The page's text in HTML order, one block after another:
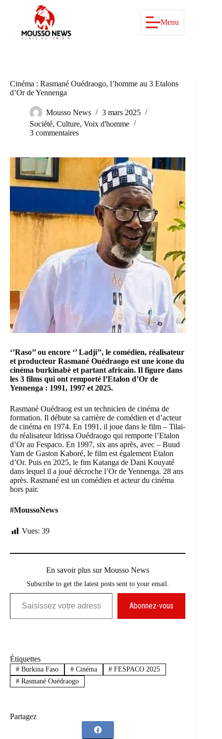
Menu
Cinéma : Rasmané Ouédraogo, l’homme au 3 Etalons
d’Or de Yennenga
Mousso News
3 mars 2025
Société, Culture, Voix d'homme
3 commentaires
‘’Raso’’ ou encore ‘’ Ladji’’, le comédien, réalisateur
et producteur Rasmané Ouédraogo est une icone du
cinéma burkinabè et partant africain. Il figure dans
les 3 films qui ont remporté l’Etalon d’Or de
Yennenga : 1991, 1997 et 2025.
Rasmané Ouédraog est un technicien de cinéma de
formation. Il débute sa carrière de comédien et d’acteur
de cinéma en 1974. En 1991, il joue dans le film – Tilai-
du réalisateur Idrissa Ouédraogo qui remporte l’Etalon
d’Or au Fespaco. En 1997, six ans après, avec – Buud
Yam de Gaston Kaboré, le film est également Etalon
d’Or. Puis en 2025, le fim Katanga de Dani Kouyaté
dans lequel il a joué décroche l’Or de Yennenga. 28 ans
après. Rasmané est un comédien et acteur du cinéma
hors pair.
#MoussoNews
Vues: 39
En savoir plus sur Mousso News
Subscribe to get the latest posts sent to your email.
Saisissez votre adresse e-mail…
Abonnez-vous
Étiquettes
#Burkina Faso #Cinéma # FESPACO 2025
#Rasmané Ouédraogo
Partagez